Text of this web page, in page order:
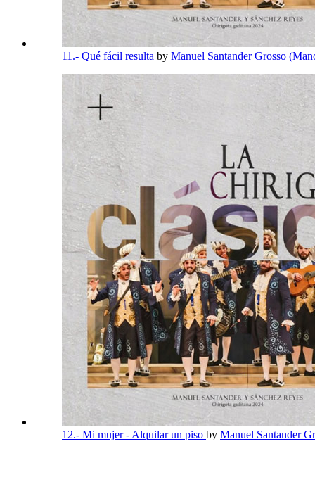
11.- Qué fácil resulta by Manuel Santander Grosso
12.- Mi mujer - Alquilar un piso by Manuel Santander